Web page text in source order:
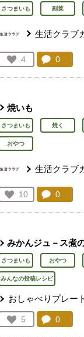
さつまいも 副菜
生活クラブ
お気に入り登録：
4
人が登録
コメン
0
焼いも
さつまいも 焼く
おやつ
生活クラブ
お気に入り登録：
10
人が登録
コメン
0
みかんジュ－ス煮
さつまいも おやつ
みんなの投稿レシピ
おしゃべりプレー
お気に入り登録：
5
人が登録
コメン
0